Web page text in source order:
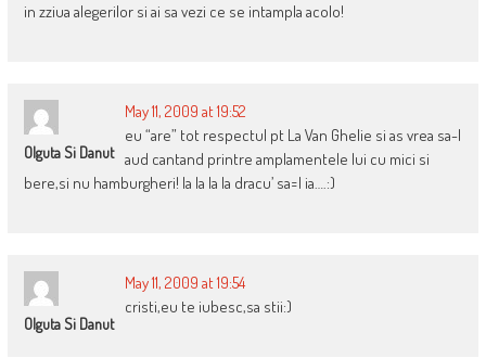
in zziua alegerilor si ai sa vezi ce se intampla acolo!
Olguta Si Danut
May 11, 2009 at 19:52
eu “are” tot respectul pt La Van Ghelie si as vrea sa-l
aud cantand printre amplamentele lui cu mici si
bere,si nu hamburgheri! la la la la dracu’ sa=l ia….:)
Olguta Si Danut
May 11, 2009 at 19:54
cristi,eu te iubesc,sa stii:)